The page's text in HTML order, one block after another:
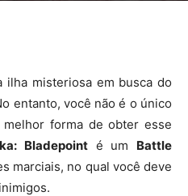
ilha misteriosa em busca do
entanto, você não é o único
forma de obter esse
Bladepointé um Battle
marciais, no qual você deve